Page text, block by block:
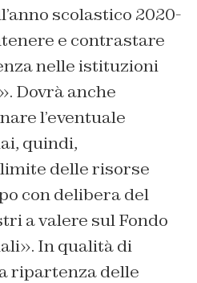
scolastico 2020-
e contrastare
nelle istituzioni
Dovrà anche
l’eventuale
quindi,
delle risorse
con delibera del
a valere sul Fondo
In qualità di
ripartenza delle